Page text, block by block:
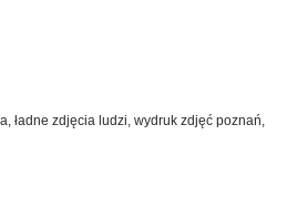
ładne zdjęcia ludzi wydruk zdjęć poznań